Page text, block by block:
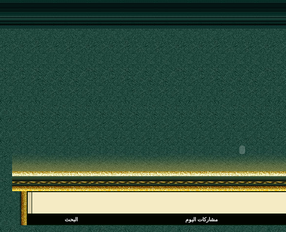
مشاركات اليوم البحث